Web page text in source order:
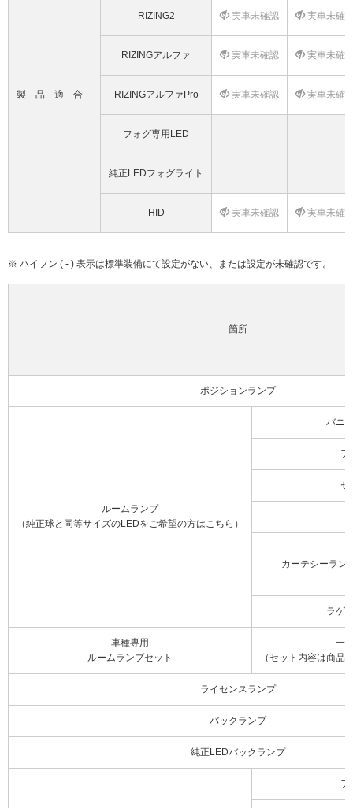
製品適合
RIZING2 実車未確認 実車未確
RIZINGアルファ 実車未確認 実車未確
RIZINGアルファPro 実車未確認 実車未確
フォグ専用LED
純正LEDフォグライト
HID 実車未確認 実車未確
※ ハイフン ( - ) 表示は標準装備にて設定がない、または設定が未確認です。
箇所
ポジションランプ
ルームランプ
（純正球と同等サイズのLEDをご希望の方はこちら）
バニ
フ
セ
カーテシーラン
ラゲ
車種専用
ルームランプセット
一
（セット内容は商品
ライセンスランプ
バックランプ
純正LEDバックランプ
フ